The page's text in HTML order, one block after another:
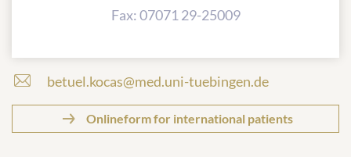
Fax: 07071 29-25009
betuel.kocas@med.uni-tuebingen.de
Onlineform for international patients